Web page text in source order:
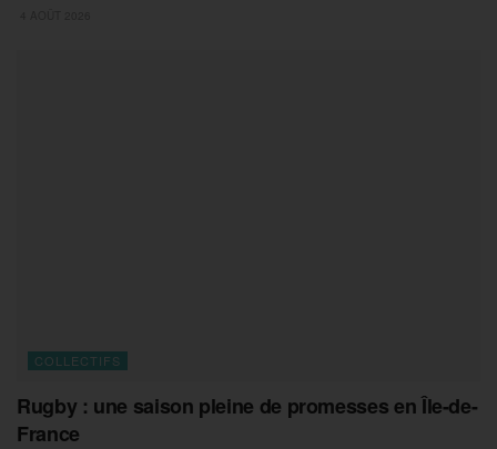
COLLECTIFS
Rugby : une saison pleine de promesses en Île-de-
France